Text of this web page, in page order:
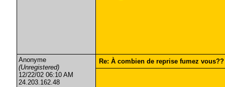
Anonyme
(Unregistered)
12/22/02 06:10 AM
24.203.162.48
Re: À combien de reprise fumez vous??